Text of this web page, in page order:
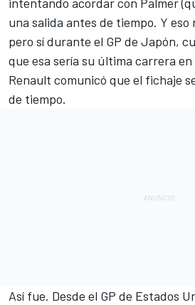
una salida antes de tiempo. Y eso
pero sí durante el GP de Japón,
que esa sería su última carrera
Renault comunicó que el fichaje
de tiempo.
Así fue. Desde el GP de Estados